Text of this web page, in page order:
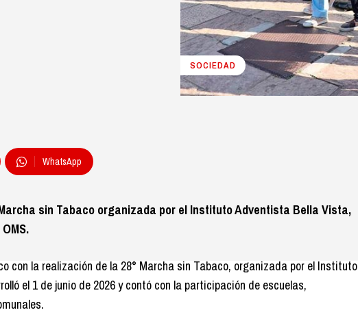
SOCIEDAD
WhatsApp
sin Tabaco organizada por el Instituto Adventista Bella Vista,
con la realización de la 28° Marcha sin Tabaco, organizada por el Instituto
el 1 de junio de 2026 y contó con la participación de escuelas,